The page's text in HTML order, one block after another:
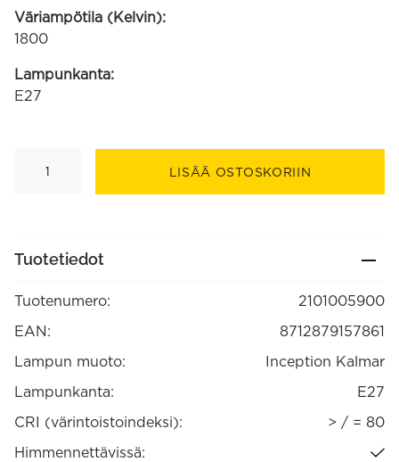
Väriampötila (Kelvin):
1800
Lampunkanta:
E27
Kalmar
80lm
himmennettävä
LISÄÄ OSTOSKORIIN
Tuotetiedot
Tuotenumero:
2101005900
EAN:
8712879157861
Lampun muoto:
Inception Kalmar
Lampunkanta:
E27
CRI (värintoistoindeksi):
> / = 80
Himmennettävissä: